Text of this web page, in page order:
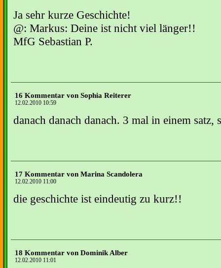
Ja sehr kurze Geschichte!
@: Markus: Deine ist nicht viel länger!!
MfG Sebastian P.
16 Kommentar von Sophia Reiterer
12.02.2010 10:59
danach danach danach. 3 mal in einem
17 Kommentar von Marina Scandolera
12.02.2010 11:00
die geschichte ist eindeutig zu kurz!!
18 Kommentar von Dominik Alber
12.02.2010 11:01